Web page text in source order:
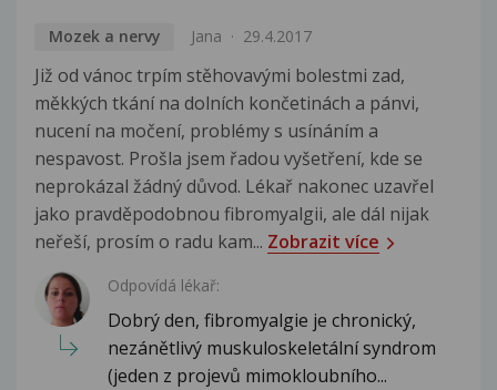
Mozek a nervy Jana 29.4.2017
Již od vánoc trpím stěhovavými bolestmi zad,
měkkých tkání na dolních končetinách a pánvi,
nucení na močení, problémy s usínáním a
nespavost. Prošla jsem řadou vyšetření, kde se
neprokázal žádný důvod. Lékař nakonec uzavřel
jako pravděpodobnou fibromyalgii, ale dál nijak
neřeší, prosím o radu kam... Zobrazit více
Odpovídá lékař:
Dobrý den, fibromyalgie je chronický,
nezánětlivý muskuloskeletální syndrom
(jeden z projevů mimokloubního...